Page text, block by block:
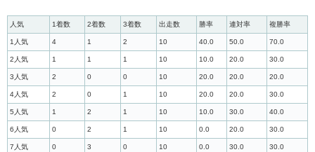
人気 1着数 2着数 3着数 出走数 勝率 連対率 複勝率
1人気 4 1 2 10 40.0 50.0 70.0
2人気 1 1 1 10 10.0 20.0 30.0
3人気 2 0 0 10 20.0 20.0 20.0
4人気 2 0 1 10 20.0 20.0 30.0
5人気 1 2 1 10 10.0 30.0 40.0
6人気 0 2 1 10 0.0 20.0 30.0
7人気 0 3 0 10 0.0 30.0 30.0